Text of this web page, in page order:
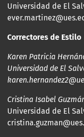
Universidad de El
Correctores de Estilo
Karen Patricia
Universidad de El
Cristina Isabel
Universidad de El